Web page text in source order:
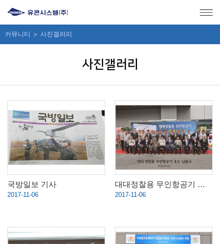
커뮤니티 사진갤러리
사진갤러리
국방일보 기사
2017-11-06
대대정찰용 무인항공기 초도 남품식
2017-11-06